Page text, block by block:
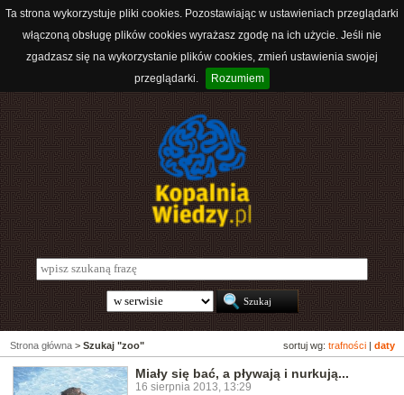
Ta strona wykorzystuje pliki cookies. Pozostawiając w ustawieniach przeglądarki
włączoną obsługę plików cookies wyrażasz zgodę na ich użycie. Jeśli nie
zgadzasz się na wykorzystanie plików cookies, zmień ustawienia swojej
przeglądarki.
Rozumiem
sortuj wg: trafności daty
Strona główna > Szukaj "zoo"
Miały się bać, a pływają i nurkują...
16 sierpnia 2013, 13:29